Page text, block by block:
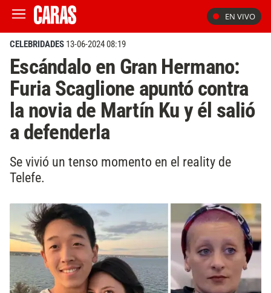
EN VIVO
CELEBRIDADES 13-06-2024 08:19
Escándalo en Gran Hermano:
Furia Scaglione apuntó contra
la novia de Martín Ku y él salió
a defenderla
Se vivió un tenso momento en el reality de
Telefe.